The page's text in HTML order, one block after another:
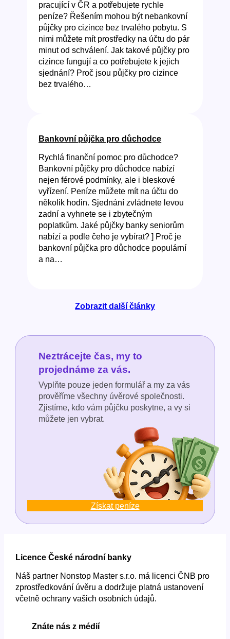
pracující v ČR a potřebujete rychle
peníze? Řešením mohou být nebankovní
půjčky pro cizince bez trvalého pobytu. S
nimi můžete mít prostředky na účtu do pár
minut od schválení. Jak takové půjčky pro
cizince fungují a co potřebujete k jejich
sjednání? Proč jsou půjčky pro cizince
bez trvalého…
Bankovní půjčka pro důchodce
Rychlá finanční pomoc pro důchodce?
Bankovní půjčky pro důchodce nabízí
nejen férové podmínky, ale i bleskové
vyřízení. Peníze můžete mít na účtu do
několik hodin. Sjednání zvládnete levou
zadní a vyhnete se i zbytečným
poplatkům. Jaké půjčky banky seniorům
nabízí a podle čeho je vybírat? ] Proč je
bankovní půjčka pro důchodce populární
a na…
Zobrazit další články
Neztrácejte čas, my to
projednáme za vás.
Vyplňte pouze jeden formulář a my za vás
prověříme všechny úvěrové společnosti.
Zjistíme, kdo vám půjčku poskytne, a vy si
můžete jen vybrat.
Získat peníze
Licence České národní banky
Náš partner Nonstop Master s.r.o. má licenci ČNB pro
zprostředkování úvěru a dodržuje platná ustanovení
včetně ochrany vašich osobních údajů.
Znáte nás z médií